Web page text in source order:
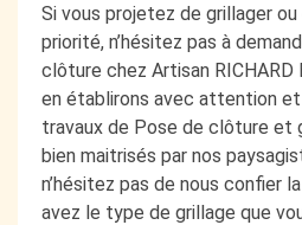
Si vous projetez de grillager
priorité, n’hésitez pas à
clôture chez Artisan RICHARD
en établirons avec attention et
travaux de Pose de clôture et
bien maitrisés par nos
n’hésitez pas de nous confier
avez le type de grillage que